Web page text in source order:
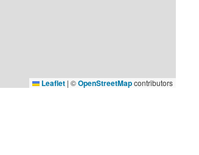
Leaflet | ©OpenStreetMapcontributors